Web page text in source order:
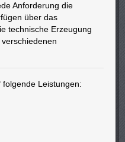
Anforderung die
über das
technische Erzeugung
Leistungen: